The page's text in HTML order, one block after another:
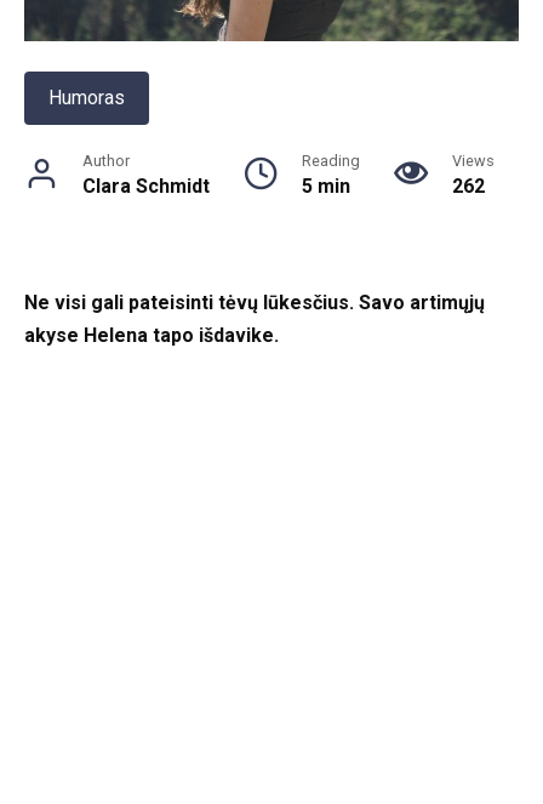
Humoras
Author
Clara Schmidt
Reading
5 min
Views
262
Ne visi gali pateisinti tėvų lūkesčius. Savo artimųjų
akyse Helena tapo išdavike.